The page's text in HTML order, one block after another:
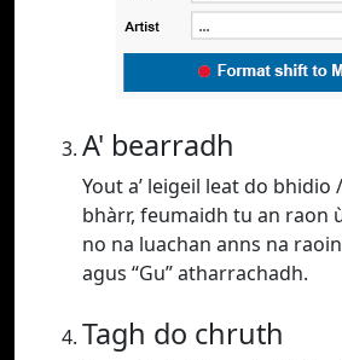
A' bearradh
Yout a’ leigeil leat do bhidio
bhàrr, feumaidh tu an raon
no na luachan anns na
agus “Gu” atharrachadh.
Tagh do chruth